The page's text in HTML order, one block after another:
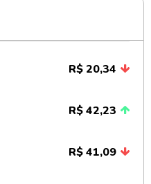
R$ 20,34
R$ 42,23
R$ 41,09